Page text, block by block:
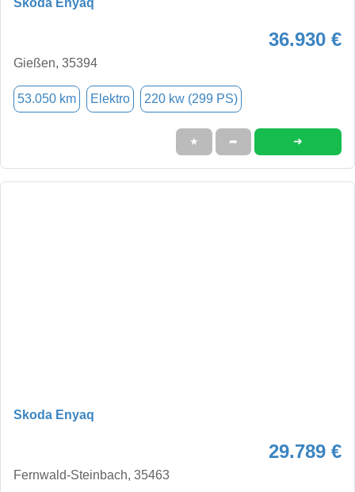
36.930 €
Gießen, 35394
53.050 km Elektro 220 kw (299 PS)
★ ➦ ➜
Skoda Enyaq
29.789 €
Fernwald-Steinbach, 35463